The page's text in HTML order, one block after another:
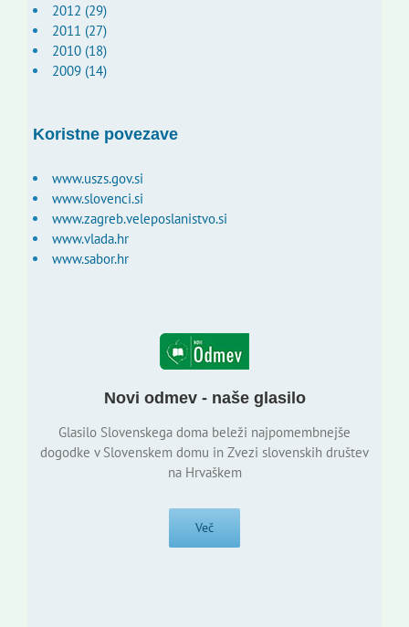
2012 (29)
2011 (27)
2010 (18)
2009 (14)
Koristne povezave
www.uszs.gov.si
www.slovenci.si
www.zagreb.veleposlanistvo.si
www.vlada.hr
www.sabor.hr
Novi odmev - naše glasilo
Glasilo Slovenskega doma beleži najpomembnejše
dogodke v Slovenskem domu in Zvezi slovenskih društev
na Hrvaškem
Več